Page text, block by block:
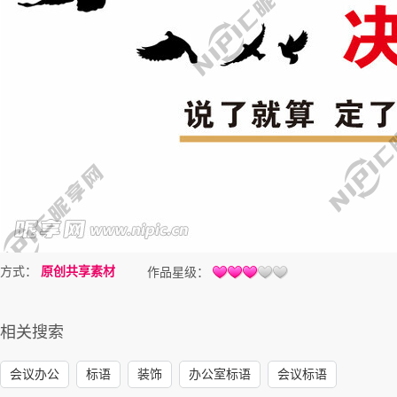
方式： 原创共享素材 作品星级：
相关搜索
会议办公 标语 装饰 办公室标语 会议标语